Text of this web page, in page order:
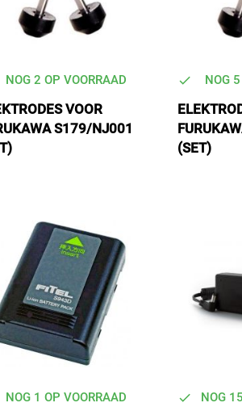
NOG 2 OP VOORRAAD
VOOR
S179/NJ001
NOG
(SET)
NOG 1 OP VOORRAAD NOG